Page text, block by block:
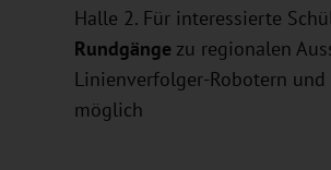
Halle 2. Für interessierte
Rundgänge zu regionalen
Linienverfolger-Robotern und
möglich